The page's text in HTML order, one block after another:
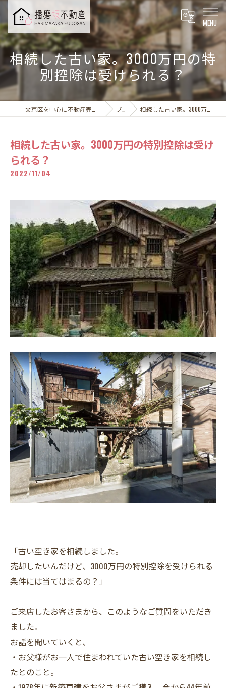
相続した古い家。3000万円の特
別控除は受けられる？
ブログ 相続した古い家。3000万円の特別控除は受けられる？
相続した古い家。3000万円の特別控除は受け
られる？
2022/11/04
「古い空き家を相続しました。
売却したいんだけど、3000万円の特別控除を受けられる
条件には当てはまるの？」
ご来店したお客さまから、このようなご質問をいただき
ました。
お話を聞いていくと、
・お父様がお一人で住まわれていた古い空き家を相続し
たとのこと。